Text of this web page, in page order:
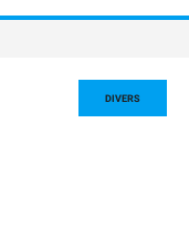
DIVERS